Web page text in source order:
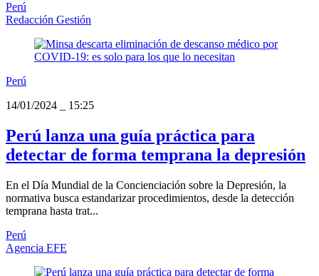
Perú
Redacción Gestión
Perú
14/01/2024
15:25
Perú lanza una guía práctica para
detectar de forma temprana la depresión
En el Día Mundial de la Concienciación sobre la Depresión, la
normativa busca estandarizar procedimientos, desde la detección
temprana hasta trat...
Perú
Agencia EFE